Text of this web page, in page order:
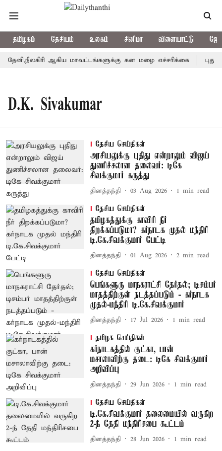
தமிழகம் தேசியம் உலகம் சினிமா விளையாட்டு
ஆகிய மாவட்டங்களுக்கு கன மழை எச்சரிக்கை
D.K. Sivakumar
தேசிய செய்திகள்
அரசியலுக்கு புதிது என்றாலும் விஜய்
துணிச்சலான தலைவர்: டிகே
சிவக்குமார் கருத்து
தினத்தந்தி 03 Aug 2026 1 min read
தேசிய செய்திகள்
தமிழகத்துக்கு காவிரி நீர்
திறக்கப்படுமா? கர்நாடக முதல் மந்திரி
டி.கே.சிவக்குமார் பேட்டி
தினத்தந்தி 01 Aug 2026 2 min read
தேசிய செய்திகள்
பெங்களூரு மாநகராட்சி தேர்தல்; டிசம்பர்
மாதத்திற்குள் நடத்தப்படும் - கர்நாடக
முதல்-மந்திரி டி.கே.சிவக்குமார்
தினத்தந்தி 17 Jul 2026 1 min read
தமிழக செய்திகள்
கர்நாடகத்தில் குட்கா, பான்
மசாலாவிற்கு தடை: டிகே சிவக்குமார்
அறிவிப்பு
தினத்தந்தி 29 Jun 2026 1 min read
தேசிய செய்திகள்
டி.கே.சிவக்குமார் தலைமையில் வருகிற
2-ந் தேதி மந்திரிசபை கூட்டம்
தினத்தந்தி 28 Jun 2026 1 min read